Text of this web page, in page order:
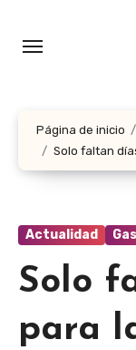
Página de inicio
Solo faltan
Actualidad
Solo
para